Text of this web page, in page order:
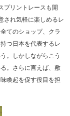
プリントレースも開
され気軽に楽しめるレ
てのショップ、クラ
つ日本を代表するレ
。しかしながらこう
。さらに言えば、敷
喚起を促す役目を担